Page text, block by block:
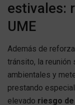
estivales:
UME
Además de
tránsito, la
ambientales y
prestando
elevado riesgo